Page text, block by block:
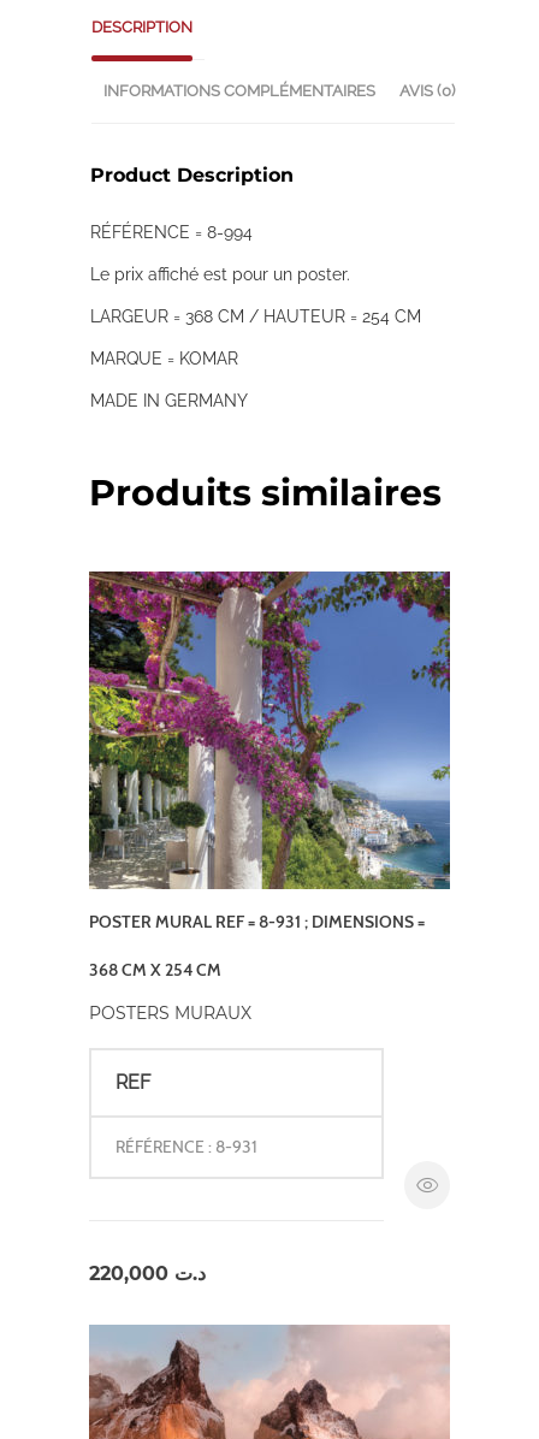
DESCRIPTION
INFORMATIONS COMPLÉMENTAIRES AVIS (0)
Product Description
RÉFÉRENCE = 8-994
Le prix affiché est pour un poster.
LARGEUR = 368 CM / HAUTEUR = 254 CM
MARQUE = KOMAR
MADE IN GERMANY
Produits similaires
POSTER MURAL REF = 8-931 ; DIMENSIONS =
368 CM X 254 CM
POSTERS MURAUX
REF
RÉFÉRENCE : 8-931
د.ت